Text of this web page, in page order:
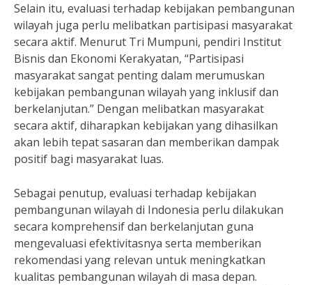
Selain itu, evaluasi terhadap kebijakan pembangunan
wilayah juga perlu melibatkan partisipasi masyarakat
secara aktif. Menurut Tri Mumpuni, pendiri Institut
Bisnis dan Ekonomi Kerakyatan, “Partisipasi
masyarakat sangat penting dalam merumuskan
kebijakan pembangunan wilayah yang inklusif dan
berkelanjutan.” Dengan melibatkan masyarakat
secara aktif, diharapkan kebijakan yang dihasilkan
akan lebih tepat sasaran dan memberikan dampak
positif bagi masyarakat luas.
Sebagai penutup, evaluasi terhadap kebijakan
pembangunan wilayah di Indonesia perlu dilakukan
secara komprehensif dan berkelanjutan guna
mengevaluasi efektivitasnya serta memberikan
rekomendasi yang relevan untuk meningkatkan
kualitas pembangunan wilayah di masa depan.